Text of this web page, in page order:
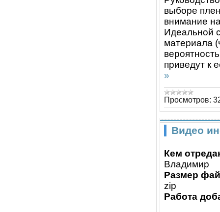
выборе
внимание
Идеальной
материала
приведут к
»
Просмотров:
Видео
Кем
Владимир
Размер
zip
Работа